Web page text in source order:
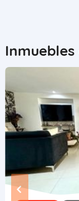
Inmuebles